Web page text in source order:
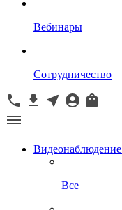
Вебинары
Сотрудничество
Видеонаблюдение
Все